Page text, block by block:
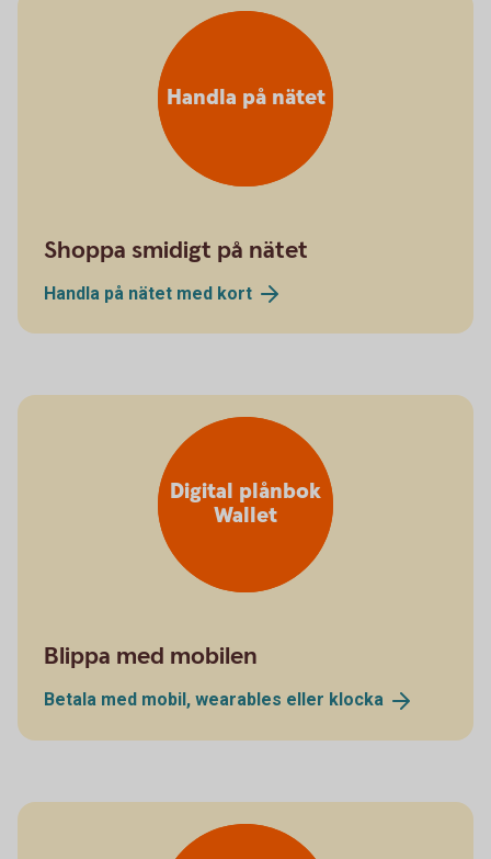
Handla på nätet
Shoppa smidigt på nätet
Handla på nätet med kort
Digital plånbok
Wallet
Blippa med mobilen
Betala med mobil, wearables eller klocka